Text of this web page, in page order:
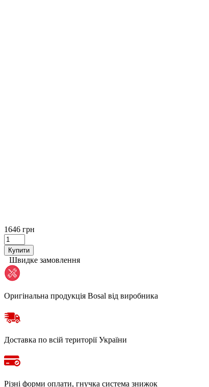
1646 грн
Купити
Швидке замовлення
Оригінальна продукція Bosal від виробника
Доставка по всій території України
Різні форми оплати, гнучка система знижок